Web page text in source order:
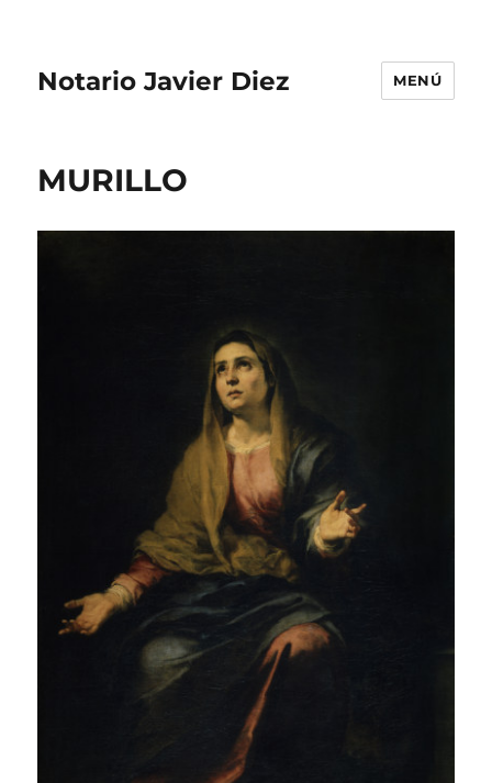
Notario Javier Diez MENÚ
MURILLO